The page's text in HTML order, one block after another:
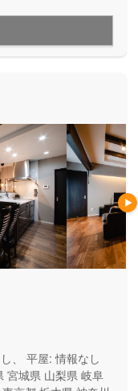
、 平屋: 情報なし
宮城県 山梨県 岐阜